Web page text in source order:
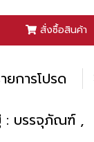
สั่งซื้อสินค้า
ยการโปรด
: บรรจุภัณฑ์ ,